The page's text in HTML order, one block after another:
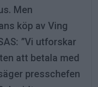
Men
köp av Ving
”Vi utforskar
att betala med
presschefen